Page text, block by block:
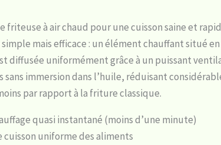
à air chaud pour une cuisson saine et
mais efficace : un élément chauffant situé
diffusée uniformément grâce à un puissant
immersion dans l’huile, réduisant
par rapport à la friture classique.
quasi instantané (moins d’une minute)
cuisson uniforme des aliments